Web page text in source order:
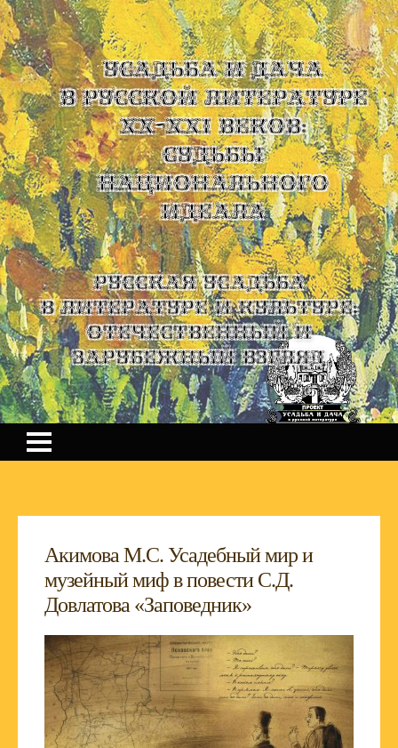
УСАДЬБА И ДАЧА
В РУССКОЙ ЛИТЕРАТУРЕ
XX-XXI ВЕКОВ:
СУДЬБЫ
НАЦИОНАЛЬНОГО
ИДЕАЛА
Русская усадьба
в литературе и культуре:
отечественный и
зарубежный взгляд
Акимова М.С. Усадебный мир и
музейный миф в повести С.Д.
Довлатова «Заповедник»